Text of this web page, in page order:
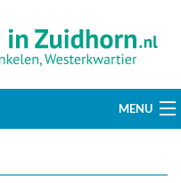
MENU